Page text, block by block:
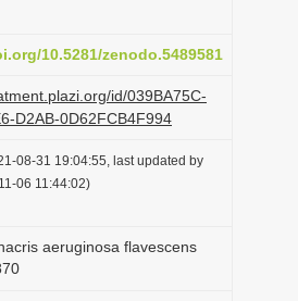
i
n
10.5281/zenodo.5489581
id/039BA75C-
D2AB-0D62FCB4F994
08-31 19:04:55, last updated by
06 11:44:02)
aeruginosa flavescens